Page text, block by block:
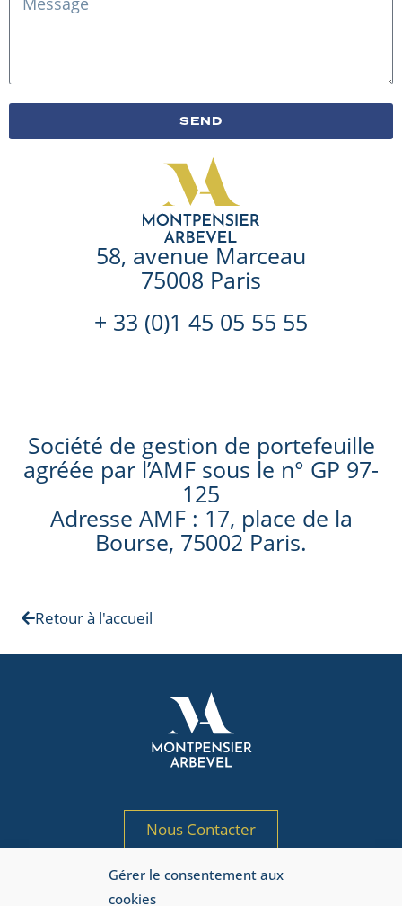
Gérer le consentement aux
cookies
SEND
58, avenue Marceau
75008 Paris
+ 33 (0)1 45 05 55 55
Société de gestion de portefeuille
agréée par l’AMF sous le n° GP 97-
125
Adresse AMF : 17, place de la
Bourse, 75002 Paris.
Retour à l'accueil
Nous Contacter
Société de gestion de portefeuille agréée
par l’AMF sous le n° GP 97-125